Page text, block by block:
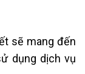
sẽ mang đến
dụng dịch vụ